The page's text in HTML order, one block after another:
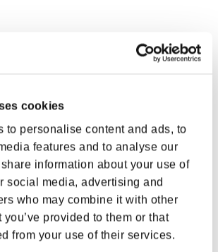
cookies
to personalise content and ads, to
features and to analyse our
information about your use of
social media, advertising and
who may combine it with other
provided to them or that
from your use of their services.
ogni 6 ore)